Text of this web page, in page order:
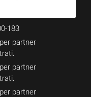
183
partner
partner
partner